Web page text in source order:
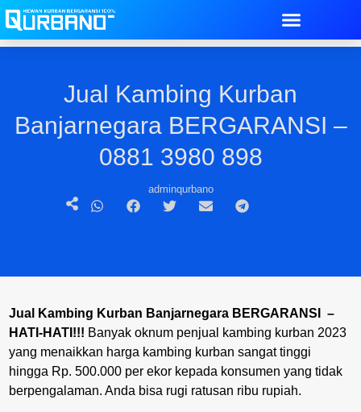
Jual Kambing Kurban
Banjarnegara BERGARANSI –
0881 3980 898
adminqurbano
Jual Kambing Kurban Banjarnegara BERGARANSI –
HATI-HATI!!! Banyak oknum penjual kambing kurban 2023
yang menaikkan harga kambing kurban sangat tinggi
hingga Rp. 500.000 per ekor kepada konsumen yang tidak
berpengalaman. Anda bisa rugi ratusan ribu rupiah.